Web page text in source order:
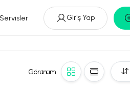
Servisler Giriş Yap
Görünüm